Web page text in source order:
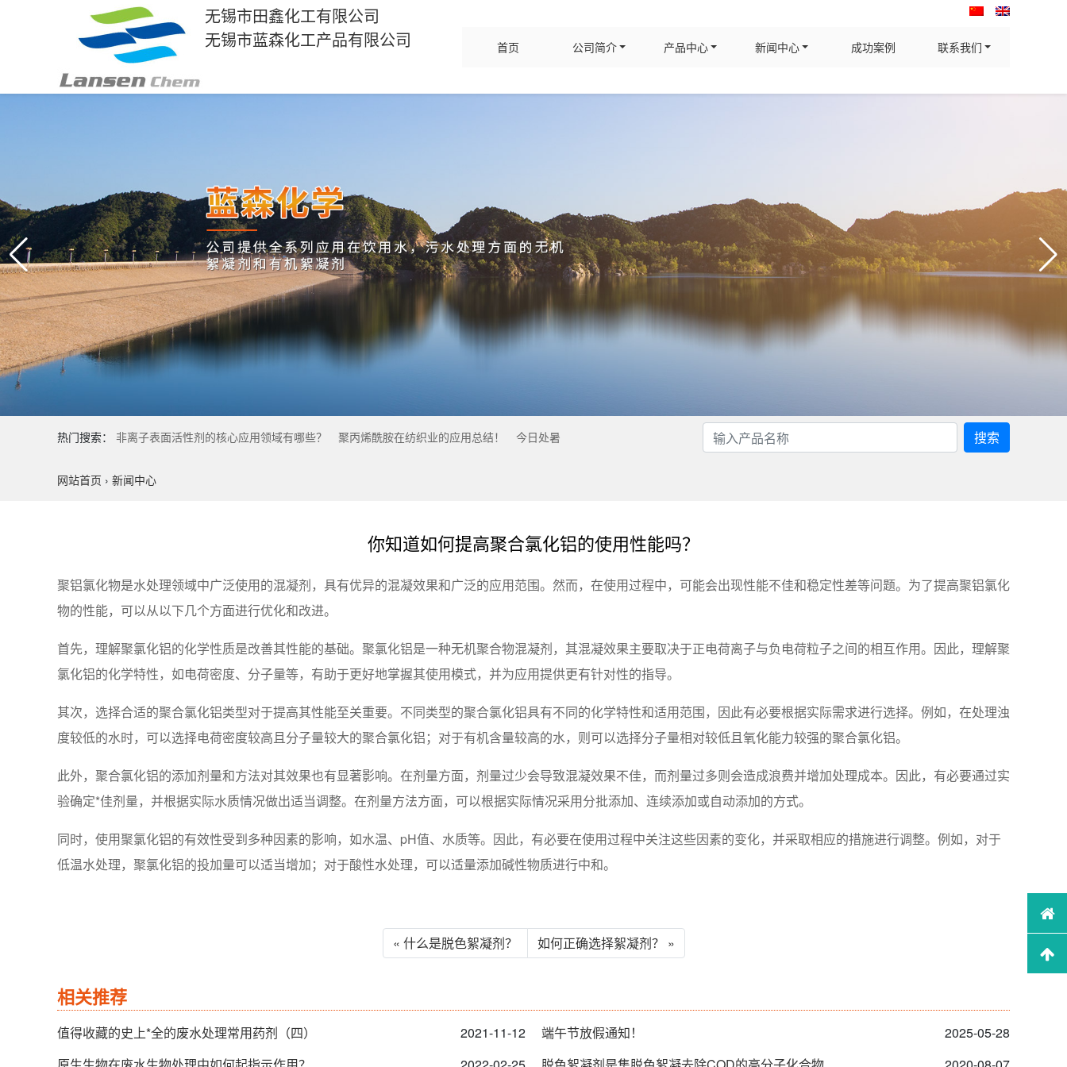
无锡市田鑫化工有限公司
无锡市蓝森化工产品有限公司
首页 公司简介 产品中心 新闻中心 成功案例 联系我们
热门搜索： 非离子表面活性剂的核心应用领域有哪些？ 聚丙烯酰胺在纺织业的应用总结！ 今日处暑 搜索
网站首页 › 新闻中心
你知道如何提高聚合氯化铝的使用性能吗？
聚铝氯化物是水处理领域中广泛使用的混凝剂，具有优异的混凝效果和广泛的应用范围。然而，在使用过程中，可能会出现性能不佳和稳定性差等问题。为了提高聚铝氯化
物的性能，可以从以下几个方面进行优化和改进。
首先，理解聚氯化铝的化学性质是改善其性能的基础。聚氯化铝是一种无机聚合物混凝剂，其混凝效果主要取决于正电荷离子与负电荷粒子之间的相互作用。因此，理解聚
氯化铝的化学特性，如电荷密度、分子量等，有助于更好地掌握其使用模式，并为应用提供更有针对性的指导。
其次，选择合适的聚合氯化铝类型对于提高其性能至关重要。不同类型的聚合氯化铝具有不同的化学特性和适用范围，因此有必要根据实际需求进行选择。例如，在处理浊
度较低的水时，可以选择电荷密度较高且分子量较大的聚合氯化铝；对于有机含量较高的水，则可以选择分子量相对较低且氧化能力较强的聚合氯化铝。
此外，聚合氯化铝的添加剂量和方法对其效果也有显著影响。在剂量方面，剂量过少会导致混凝效果不佳，而剂量过多则会造成浪费并增加处理成本。因此，有必要通过实
验确定*佳剂量，并根据实际水质情况做出适当调整。在剂量方法方面，可以根据实际情况采用分批添加、连续添加或自动添加的方式。
同时，使用聚氯化铝的有效性受到多种因素的影响，如水温、pH值、水质等。因此，有必要在使用过程中关注这些因素的变化，并采取相应的措施进行调整。例如，对于
低温水处理，聚氯化铝的投加量可以适当增加；对于酸性水处理，可以适量添加碱性物质进行中和。
« 什么是脱色絮凝剂？ 如何正确选择絮凝剂？ »
相关推荐
值得收藏的史上*全的废水处理常用药剂（四） 2021-11-12 端午节放假通知！
2025-05-28